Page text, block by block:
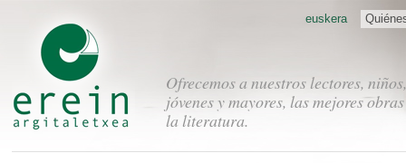
Ofrecemos a nuestros lectores, niños,
jóvenes y mayores, las mejores
la literatura.
euskera